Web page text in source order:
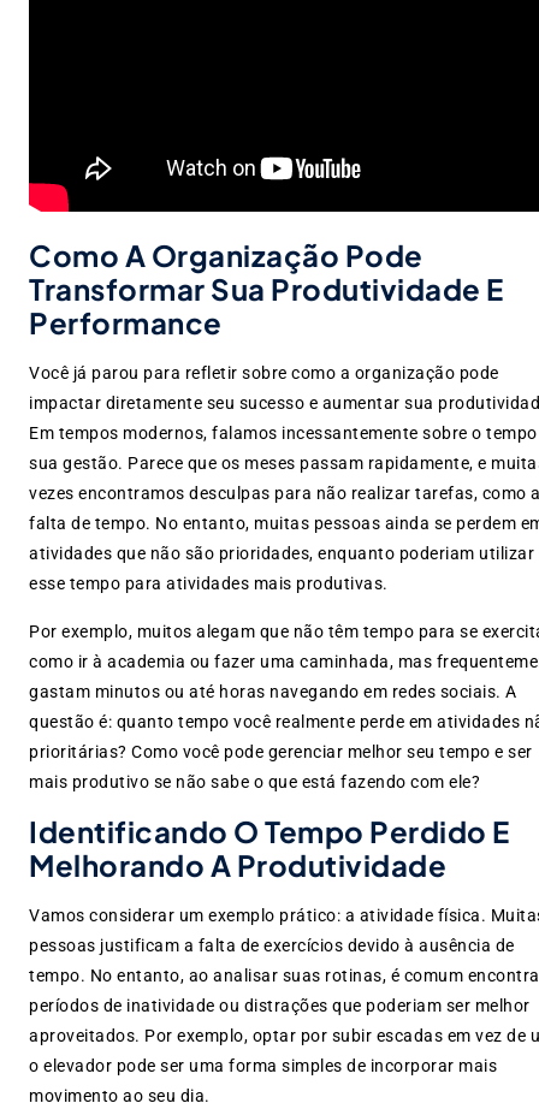
Como A Organização Pode
Transformar Sua Produtividade E
Performance
Você já parou para refletir sobre como a organização pode
impactar diretamente seu sucesso e aumentar sua
Em tempos modernos, falamos incessantemente sobre o tempo
sua gestão. Parece que os meses passam rapidamente, e
vezes encontramos desculpas para não realizar tarefas, como
falta de tempo. No entanto, muitas pessoas ainda se perdem
atividades que não são prioridades, enquanto poderiam utilizar
esse tempo para atividades mais produtivas.
Por exemplo, muitos alegam que não têm tempo para se
como ir à academia ou fazer uma caminhada, mas
gastam minutos ou até horas navegando em redes sociais. A
questão é: quanto tempo você realmente perde em atividades
prioritárias? Como você pode gerenciar melhor seu tempo e ser
mais produtivo se não sabe o que está fazendo com ele?
Identificando O Tempo Perdido E
Melhorando A Produtividade
Vamos considerar um exemplo prático: a atividade física.
pessoas justificam a falta de exercícios devido à ausência de
tempo. No entanto, ao analisar suas rotinas, é comum
períodos de inatividade ou distrações que poderiam ser melhor
aproveitados. Por exemplo, optar por subir escadas em vez de
o elevador pode ser uma forma simples de incorporar mais
movimento ao seu dia.